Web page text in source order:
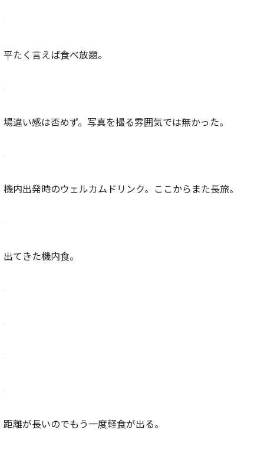
平たく言えば食べ放題。
場違い感は否めず。写真を撮る雰囲気では無かった。
機内出発時のウェルカムドリンク。ここからまた長旅。
出てきた機内食。
距離が長いのでもう一度軽食が出る。